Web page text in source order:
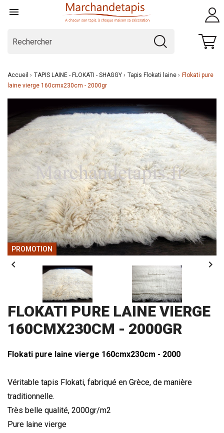

Accueil TAPIS LAINE - FLOKATI - SHAGGY Tapis Flokati laine
Flokati pure
laine vierge 160cmx230cm - 2000gr
PROMOTION
 
FLOKATI PURE LAINE VIERGE
160CMX230CM - 2000GR
Flokati pure laine vierge 160cmx230cm - 2000
Véritable tapis Flokati, fabriqué en Grèce, de manière
traditionnelle.
Très belle qualité, 2000gr/m2
Pure laine vierge